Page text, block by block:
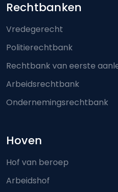
Footer-
Rechtbanken
Vredegerecht
Politierechtbank
Rechtbank van eerste
Arbeidsrechtbank
Ondernemingsrechtbank
Hoven
Hof van beroep
Arbeidshof